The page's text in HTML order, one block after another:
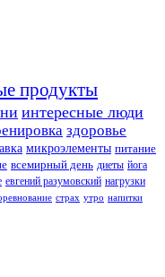
продукты
интересные люди
здоровье
микроэлементы питание
всемирный день диеты йога
евгений разумовский нагрузки
страх утро напитки